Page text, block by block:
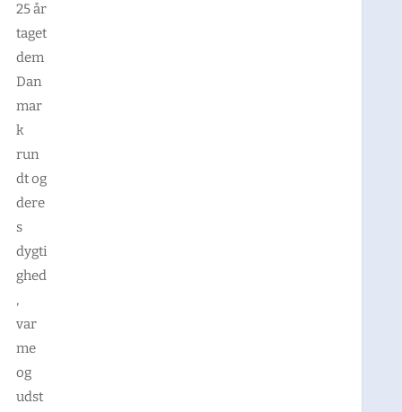
25 år
taget
dem
Dan
mar
k
run
dt og
dere
s
dygti
ghed
,
var
me
og
udst